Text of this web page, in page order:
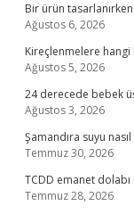
Bir ürün
Ağustos 6, 2026
Kireçlenmelere hangi
Ağustos 5, 2026
24 derecede bebek
Ağustos 3, 2026
Şamandıra suyu
Temmuz 30, 2026
TCDD emanet
Temmuz 28, 2026